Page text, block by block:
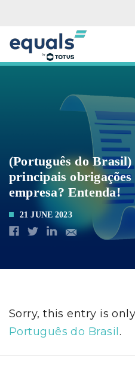
(Português do Brasil)
principais
empresa? Entenda!
21 JUNE 2023
Sorry, this entry is
Português do Brasil .